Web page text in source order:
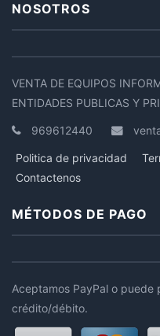
NOSOTROS
VENTA DE EQUIPOS
ENTIDADES PUBLICAS Y
969612440
Politica de privacidad
Contactenos
MÉTODOS DE PAGO
Aceptamos PayPal o puede
crédito/débito.